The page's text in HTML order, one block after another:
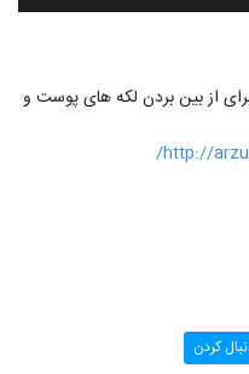
از بین بردن لکه های پوست و
http://
کردن